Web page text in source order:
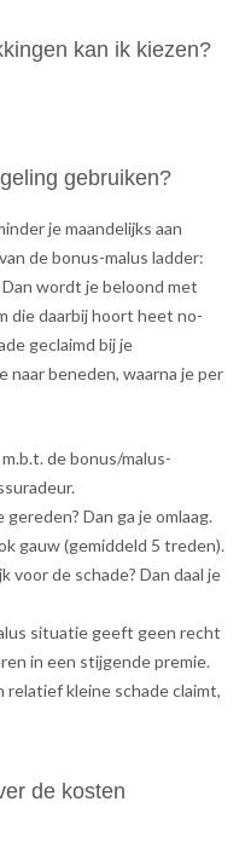
kan ik kiezen?
gebruiken?
je maandelijks aan
de bonus-malus ladder:
wordt je beloond met
die daarbij hoort heet no-
geclaimd bij je
naar beneden, waarna je per
de bonus/malus-
Dan ga je omlaag.
gauw (gemiddeld 5 treden).
voor de schade? Dan daal je
situatie geeft geen recht
in een stijgende premie.
relatief kleine schade claimt,
de kosten